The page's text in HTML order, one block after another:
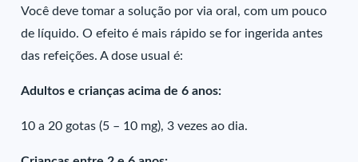
Você deve tomar a solução por via oral, com um pouco
de líquido. O efeito é mais rápido se for ingerida antes
das refeições. A dose usual é:
Adultos e crianças acima de 6 anos:
10 a 20 gotas (5 – 10 mg), 3 vezes ao dia.